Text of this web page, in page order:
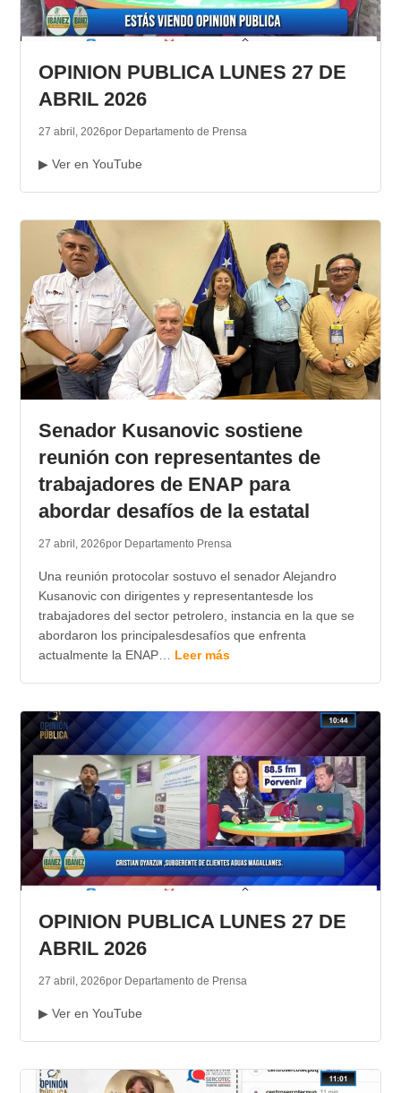
OPINION PUBLICA LUNES 27 DE
ABRIL 2026
27 abril, 2026por Departamento de Prensa
▶ Ver en YouTube
Senador Kusanovic sostiene
reunión con representantes de
trabajadores de ENAP para
abordar desafíos de la estatal
27 abril, 2026por Departamento Prensa
Una reunión protocolar sostuvo el senador Alejandro
Kusanovic con dirigentes y representantesde los
trabajadores del sector petrolero, instancia en la que se
abordaron los principalesdesafíos que enfrenta
actualmente la ENAP… Leer más
OPINION PUBLICA LUNES 27 DE
ABRIL 2026
27 abril, 2026por Departamento de Prensa
▶ Ver en YouTube